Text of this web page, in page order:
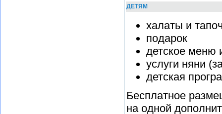
ДЕТЯМ
халаты и
подарок
детское меню
услуги няни
детская
Бесплатное
на одной